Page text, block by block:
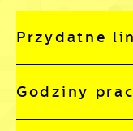
Przydatne
Godziny